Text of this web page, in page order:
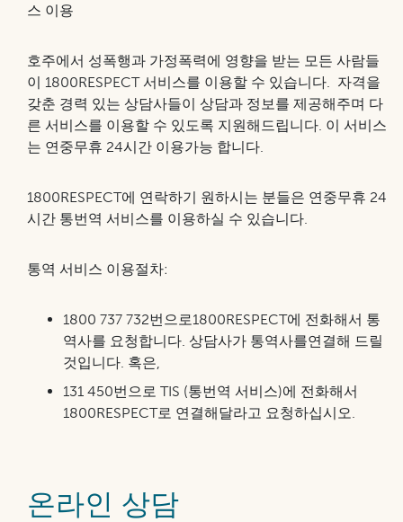
스 이용
호주에서 성폭행과 가정폭력에 영향을 받는 모든 사람들
이 1800RESPECT 서비스를 이용할 수 있습니다. 자격을
갖춘 경력 있는 상담사들이 상담과 정보를 제공해주며 다
른 서비스를 이용할 수 있도록 지원해드립니다. 이 서비스
는 연중무휴 24시간 이용가능 합니다.
1800RESPECT에 연락하기 원하시는 분들은 연중무휴 24
시간 통번역 서비스를 이용하실 수 있습니다.
통역 서비스 이용절차:
1800 737 732번으로1800RESPECT에 전화해서 통
역사를 요청합니다. 상담사가 통역사를연결해 드릴
것입니다. 혹은,
131 450번으로 TIS (통번역 서비스)에 전화해서
1800RESPECT로 연결해달라고 요청하십시오.
온라인 상담